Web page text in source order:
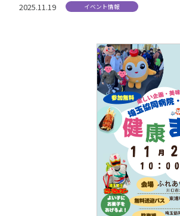
2025.11.19 イベント情報